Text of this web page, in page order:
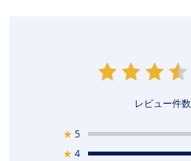
レビュー件
★ 5
★ 4